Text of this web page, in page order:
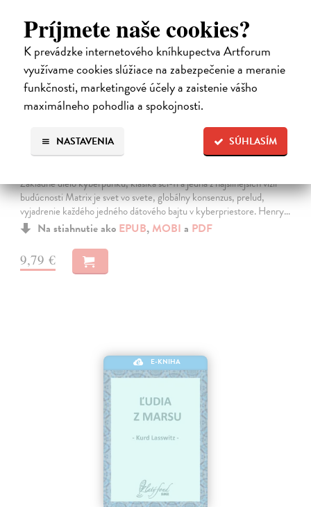
Príjmete naše cookies?
K prevádzke internetového kníhkupectva Artforum
využívame cookies slúžiace na zabezpečenie a meranie
funkčnosti, marketingové účely a zaistenie vášho
maximálneho pohodlia a spokojnosti.
SÚHLASÍM
NASTAVENIA
Neuromant
Základné dielo kyberpunku, klasika sci-fi a jedna z najsilnejších vízií
budúcnosti Matrix je svet vo svete, globálny konsenzus, prelud,
vyjadrenie každého jedného dátového bajtu v kyberpriestore. Henry…
Na stiahnutie ako EPUB, MOBI a PDF
9,79 €
E-KNIHA